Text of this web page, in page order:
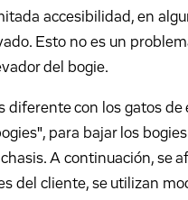
accesibilidad, en
Esto no es un
del bogie.
diferente con los gatos
para bajar los
A continuación, se
del cliente, se utilizan